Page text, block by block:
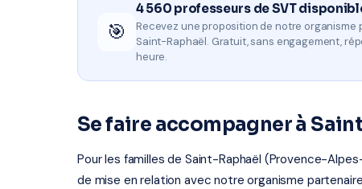
🎯
4 560 professeurs de SVT
Recevez une proposition de notre organisme
Saint-Raphaël. Gratuit, sans engagement,
heure.
Se faire accompagner à
Pour les familles de Saint-Raphaël (Provence-
de mise en relation avec notre organisme